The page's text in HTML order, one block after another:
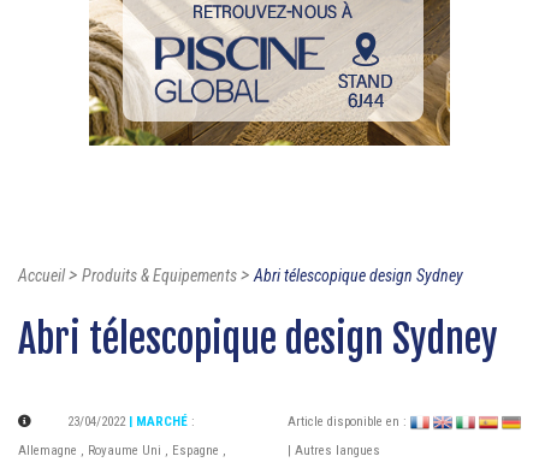
Accueil> Produits & Equipements>Abri télescopique design Sydney
Abri télescopique design Sydney
23/04/2022 | MARCHÉ :
Allemagne , Royaume Uni , Espagne ,
Article disponible en :
| Autres langues